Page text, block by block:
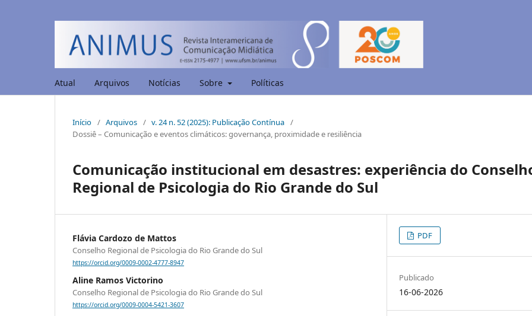
Atual Arquivos Notícias Sobre Políticas
Início / Arquivos / v. 24 n. 52 (2025): Publicação Contínua /
Dossiê – Comunicação e eventos climáticos: governança, proximidade e resiliência
Comunicação institucional em desastres: experiência do
Regional de Psicologia do Rio Grande do Sul
Flávia Cardozo de Mattos
Conselho Regional de Psicologia do Rio Grande do Sul
https://orcid.org/0009-0002-4777-8947
Aline Ramos Victorino
Conselho Regional de Psicologia do Rio Grande do Sul
https://orcid.org/0009-0004-5421-3607
PDF
Publicado
16-06-2026